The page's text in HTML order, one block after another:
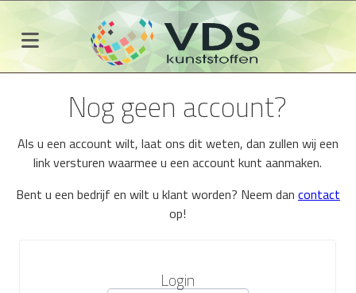
Nog geen account?
Als u een account wilt, laat ons dit weten, dan zullen wij een
link versturen waarmee u een account kunt aanmaken.
Bent u een bedrijf en wilt u klant worden? Neem dan contact
op!
Login